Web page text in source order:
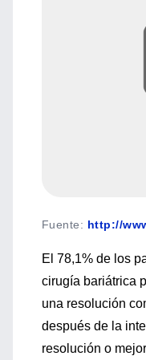
Fuente: http://
El 78,1% de los
cirugía bariátrica
una resolución
después de la
resolución o